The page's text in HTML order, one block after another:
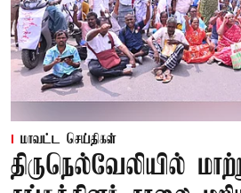
மாவட்ட செய்திகள்
திருநெல்வேலியில்